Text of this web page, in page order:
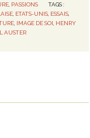
, PASSIONS
TAGS :
ETATS-UNIS ESSAIS
IMAGE DE SOI HENRY
AUSTER